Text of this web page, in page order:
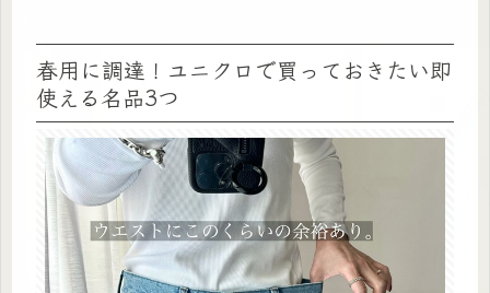
春用に調達！ユニクロで買っておきたい即
使える名品3つ